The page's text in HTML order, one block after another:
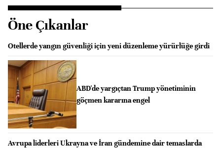
Öne Çıkanlar
Otellerde yangın güvenliği için yeni düzenleme yürürlüğe girdi
ABD'de yargıçtan Trump yönetiminin
göçmen kararına engel
Avrupa liderleri Ukrayna ve İran gündemine dair temaslarda